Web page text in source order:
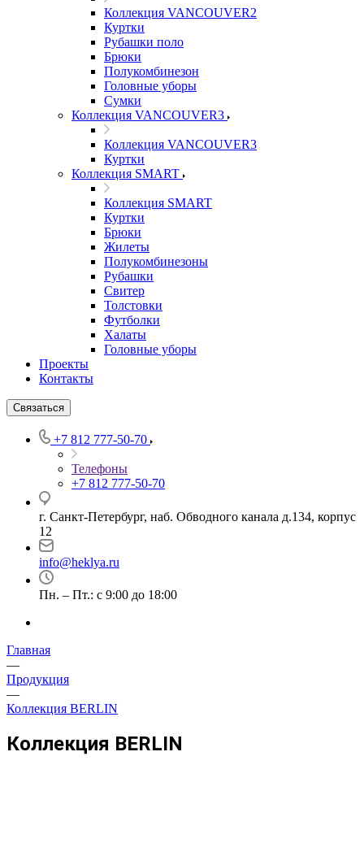
Коллекция VANCOUVER2
Куртки
Рубашки поло
Брюки
Полукомбинезон
Головные уборы
Сумки
Коллекция VANCOUVER3
Коллекция VANCOUVER3
Куртки
Коллекция SMART
Коллекция SMART
Куртки
Брюки
Жилеты
Полукомбинезоны
Рубашки
Свитер
Толстовки
Футболки
Халаты
Головные уборы
Проекты
Контакты
Связаться
+7 812 777-50-70
Телефоны
+7 812 777-50-70
г. Санкт-Петербург, наб. Обводного канала д.134, корпус
12
info@heklya.ru
Пн. – Пт.: с 9:00 до 18:00
Главная
—
Продукция
—
Коллекция BERLIN
Коллекция BERLIN